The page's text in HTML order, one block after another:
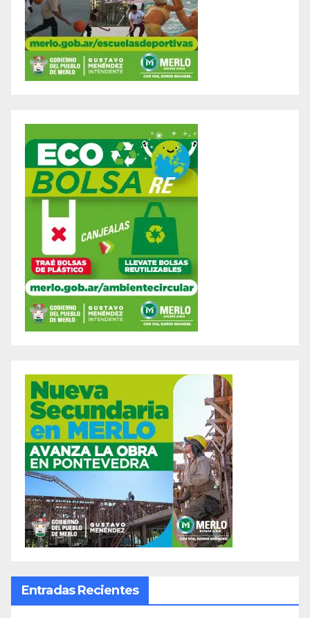
Entradas Recientes